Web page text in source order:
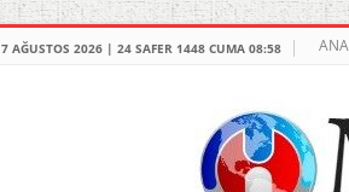
7 AĞUSTOS 2026 | 24 SAFER 1448 CUMA 08:58